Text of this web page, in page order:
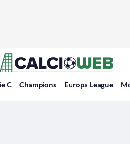
C Champions Europa League